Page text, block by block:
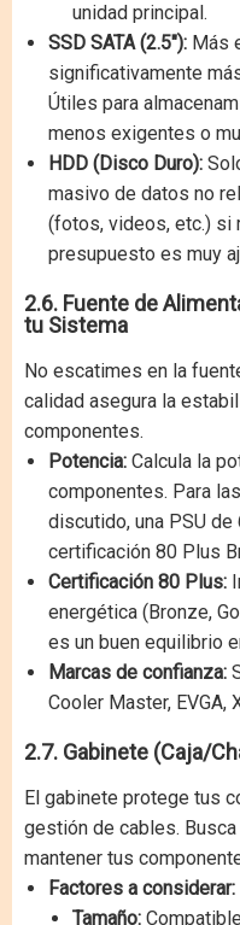
unidad principal.
SSD SATA (2.5"): Más
significativamente
Útiles para
menos exigentes o
HDD (Disco Duro):
masivo de datos no
(fotos, videos, etc.) si
presupuesto es muy
2.6. Fuente de
tu Sistema
No escatimes en la
calidad asegura la
componentes.
Potencia: Calcula la
componentes. Para
discutido, una PSU de
certificación 80 Plus
Certificación 80 Plus:
energética (Bronze,
es un buen equilibrio
Marcas de confianza:
Cooler Master, EVGA,
2.7. Gabinete (Caja/
El gabinete protege tus
gestión de cables.
mantener tus
Factores a considerar:
Tamaño: